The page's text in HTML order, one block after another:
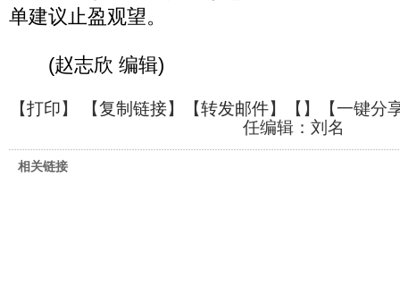
单建议止盈观望。
(赵志欣 编辑)
【打印】 【复制链接】【转发邮件】【 】
【一键分
任编辑：刘名
相关链接